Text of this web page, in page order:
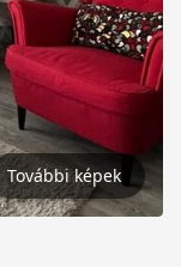
További képek